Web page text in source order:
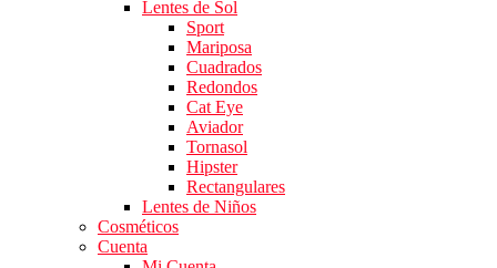
Lentes de Sol
Sport
Mariposa
Cuadrados
Redondos
Cat Eye
Aviador
Tornasol
Hipster
Rectangulares
Lentes de Niños
Cosméticos
Cuenta